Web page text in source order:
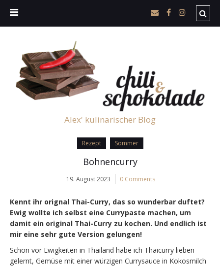
Alex' kulinarischer Blog
Rezept Sommer
Bohnencurry
19. August 2023 0 Comments
Kennt ihr orignal Thai-Curry, das so wunderbar duftet?
Ewig wollte ich selbst eine Currypaste machen, um
damit ein original Thai-Curry zu kochen. Und endlich ist
mir eine sehr gute Version gelungen!
Schon vor Ewigkeiten in Thailand habe ich Thaicurry lieben
gelernt, Gemüse mit einer würzigen Currysauce in Kokosmilch